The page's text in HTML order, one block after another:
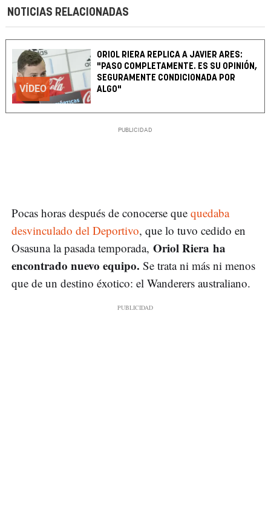
NOTICIAS RELACIONADAS
VÍDEO
ORIOL RIERA REPLICA A JAVIER ARES:
"PASO COMPLETAMENTE. ES SU OPINIÓN,
SEGURAMENTE CONDICIONADA POR
ALGO"
Pocas horas después de conocerse que quedaba
desvinculado del Deportivo, que lo tuvo cedido en
Osasuna la pasada temporada, Oriol Riera ha
encontrado nuevo equipo. Se trata ni más ni menos
que de un destino éxotico: el Wanderers australiano.